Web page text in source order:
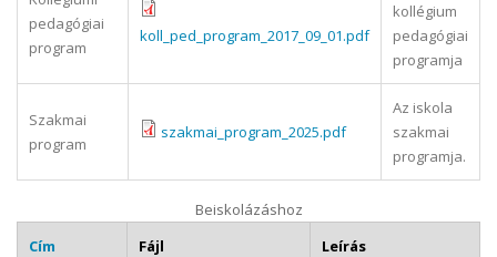
pedagógiai
program
koll_ped_program_2017_09_01.pdf
kollégium
pedagógiai
programja
Szakmai
program
szakmai_program_2025.pdf
Az iskola
szakmai
programja.
Beiskolázáshoz
Cím
Fájl Leírás